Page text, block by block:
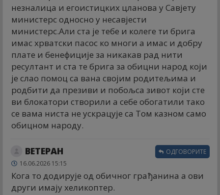
незналица и егоистицких цланова у Савјету
министерс односно у несавјести
министерс.Али ста је тебе и колеге ти брига
имас хрватски пасос ко многи а имас и добру
плате и бенефиције за никакав рад нити
ресултант и ста те брига за обицни народ који
је слао помоц са вана својим родитељима и
родбити да презиви и побољса зивот који сте
ви блокатори створили а себе обогатили тако
се вама ниста не ускрацује са Том казном само
обицном народу.
ВЕТЕРАН
16.06.2026 15:15
Кога то додирује од обичног грађанина а ови
други имају хеликоптер.
ОДГОВОРИТЕ